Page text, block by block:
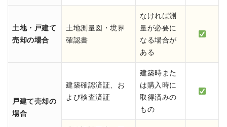
土地・戸建て
売却の場合
土地測量図・境界
確認書
なければ測
量が必要に
なる場合が
ある
戸建て売却の
場合
建築確認済証、お
よび検査済証
建築時また
は購入時に
取得済みの
もの